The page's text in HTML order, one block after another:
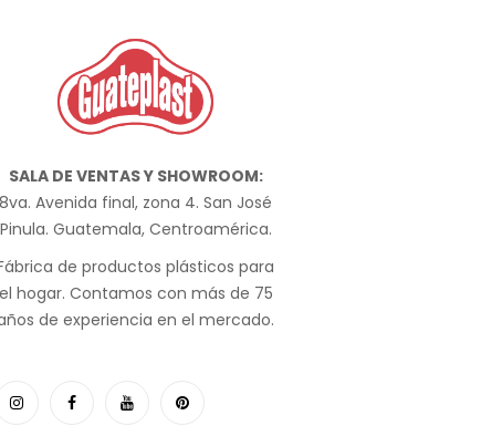
SALA DE VENTAS Y SHOWROOM:
8va. Avenida final, zona 4. San José
Pinula. Guatemala, Centroamérica.
de productos plásticos para
el hogar. Contamos con más de 75
de experiencia en el mercado.